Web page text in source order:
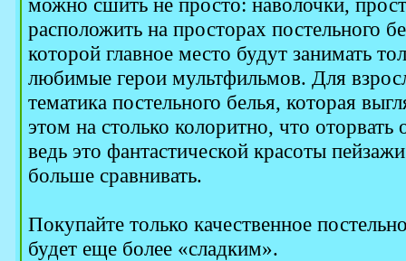
расположить на просторах постельного
которой главное место будут занимать
любимые герои мультфильмов. Для
тематика постельного белья, которая
этом на столько колоритно, что оторвать
ведь это фантастической красоты
больше сравнивать.
Покупайте только качественное
будет еще более «сладким».